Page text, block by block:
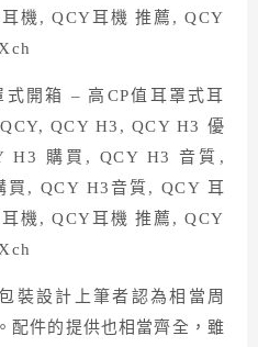
裝設計上筆者認為相當周
配件的提供也相當齊全，雖